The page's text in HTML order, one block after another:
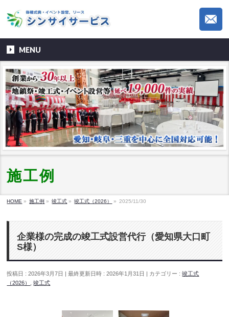
MENU
施工例
HOME » 施工例 » 竣工式 » 竣工式（2026） » 2025/11/30
企業様の完成の竣工式設営代行（愛知県大口町
S様）
投稿日 : 2026年3月7日 最終更新日時 : 2026年1月31日 カテゴリー :竣工式
（2026）
,竣工式